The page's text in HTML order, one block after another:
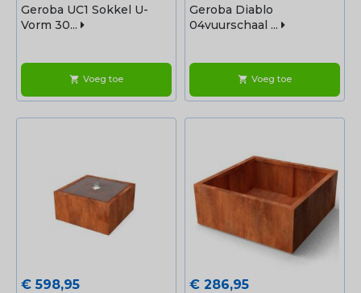
Geroba UC1 Sokkel U-
Vorm 30...
shopping_cart Voeg toe
Geroba Diablo
04vuurschaal ...
shopping_cart Voeg toe
Prijs
€ 598,95 Prijs
€ 286,95